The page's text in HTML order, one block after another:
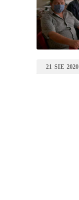
21 SIE 2020